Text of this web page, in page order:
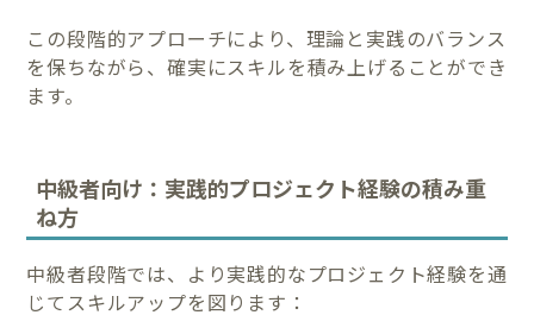
この段階的アプローチにより、理論と実践のバランス
を保ちながら、確実にスキルを積み上げることができ
ます。
中級者向け：実践的プロジェクト経験の積み重
ね方
中級者段階では、より実践的なプロジェクト経験を通
じてスキルアップを図ります：